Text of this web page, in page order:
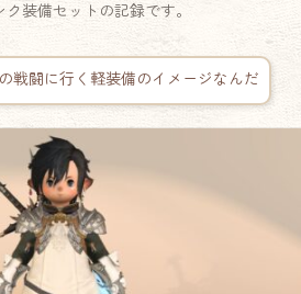
装備セットの記録です。
戦闘に行く軽装備のイメージなんだ